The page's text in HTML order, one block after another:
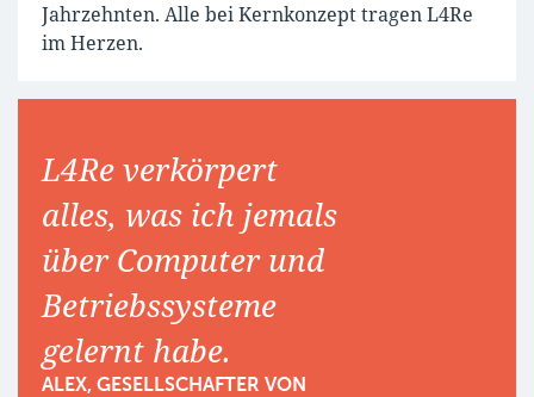
Jahrzehnten. Alle bei Kernkonzept tragen L4Re
im Herzen.
L4Re verkörpert
alles, was ich jemals
über Computer und
Betriebssysteme
gelernt habe.
ALEX, GESELLSCHAFTER VON